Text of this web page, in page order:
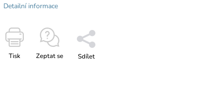
Detailní informace
Tisk Zeptat se Sdílet